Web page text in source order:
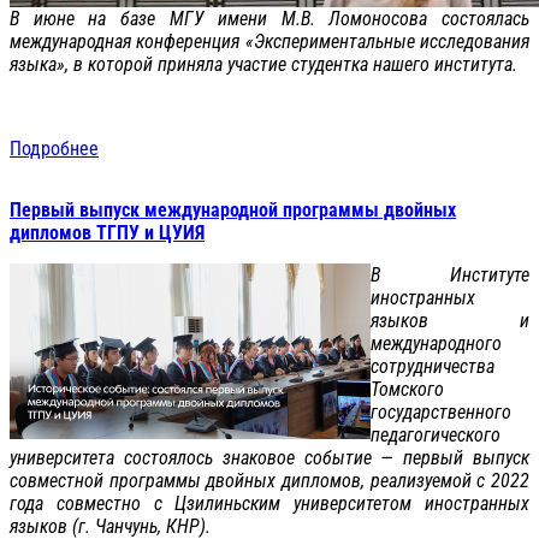
В июне на базе МГУ имени М.В. Ломоносова состоялась
международная конференция «Экспериментальные исследования
языка», в которой приняла участие студентка нашего института.
Подробнее
Первый выпуск международной программы двойных
дипломов ТГПУ и ЦУИЯ
В Институте
иностранных
языков и
международного
сотрудничества
Томского
государственного
педагогического
университета состоялось знаковое событие — первый выпуск
совместной программы двойных дипломов, реализуемой с 2022
года совместно с Цзилиньским университетом иностранных
языков (г. Чанчунь, КНР).